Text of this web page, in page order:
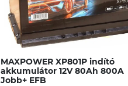
MAXPOWER XP801P indító
akkumulátor 12V 80Ah 800A
Jobb+ EFB